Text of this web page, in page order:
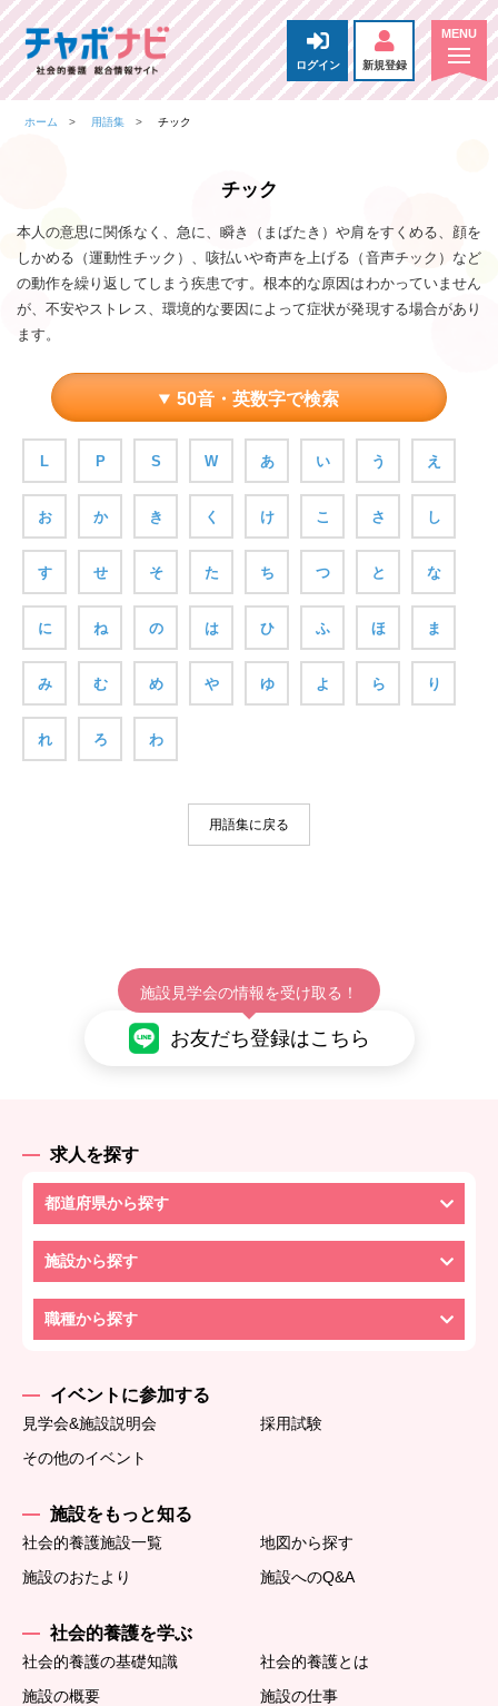
ログイン 新規登録
ホーム 用語集 チック
チック
本人の意思に関係なく、急に、瞬き（まばたき）や肩をすくめる、顔を
しかめる（運動性チック）、咳払いや奇声を上げる（音声チック）など
の動作を繰り返してしまう疾患です。根本的な原因はわかっていません
が、不安やストレス、環境的な要因によって症状が発現する場合があり
ます。
50音・英数字で検索
L P S W あ い う え
お か き く け こ さ し
す せ そ た ち つ と な
に ね の は ひ ふ ほ ま
み む め や ゆ よ ら り
れ ろ わ
用語集に戻る
施設見学会の情報を受け取る！
お友だち登録はこちら
求人を探す
都道府県から探す
施設から探す
職種から探す
イベントに参加する
見学会&施設説明会
採用試験
その他のイベント
施設をもっと知る
社会的養護施設一覧
地図から探す
施設のおたより
施設へのQ&A
社会的養護を学ぶ
社会的養護の基礎知識
社会的養護とは
施設の概要
施設の仕事